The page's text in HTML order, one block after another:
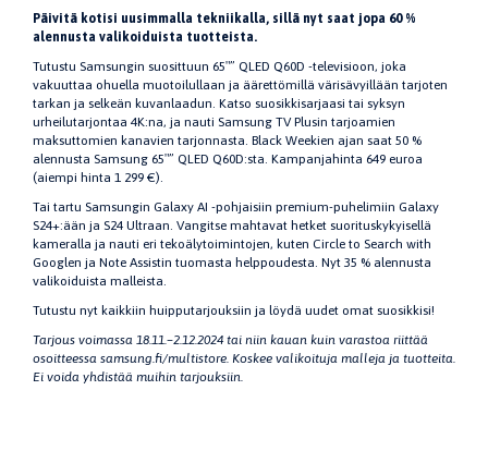
Päivitä kotisi uusimmalla tekniikalla, sillä nyt saat jopa 60 %
alennusta valikoiduista tuotteista.
Tutustu Samsungin suosittuun 65″” QLED Q60D -televisioon, joka
vakuuttaa ohuella muotoilullaan ja äärettömillä värisävyillään tarjoten
tarkan ja selkeän kuvanlaadun. Katso suosikkisarjaasi tai syksyn
urheilutarjontaa 4K:na, ja nauti Samsung TV Plusin tarjoamien
maksuttomien kanavien tarjonnasta. Black Weekien ajan saat 50 %
alennusta Samsung 65″” QLED Q60D:sta. Kampanjahinta 649 euroa
(aiempi hinta 1 299 €).
Tai tartu Samsungin Galaxy AI -pohjaisiin premium-puhelimiin Galaxy
S24+:ään ja S24 Ultraan. Vangitse mahtavat hetket suorituskykyisellä
kameralla ja nauti eri tekoälytoimintojen, kuten Circle to Search with
Googlen ja Note Assistin tuomasta helppoudesta. Nyt 35 % alennusta
valikoiduista malleista.
Tutustu nyt kaikkiin huipputarjouksiin ja löydä uudet omat suosikkisi!
Tarjous voimassa 18.11.–2.12.2024 tai niin kauan kuin varastoa riittää
osoitteessa samsung.fi/multistore. Koskee valikoituja malleja ja tuotteita.
Ei voida yhdistää muihin tarjouksiin.